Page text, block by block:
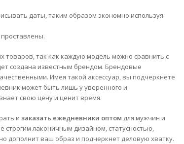
даты, таким образом экономно используя
товаров, так как каждую модель можно сравнить с
создана известным брендом. Брендовые
Имея такой аксессуар, вы подчеркнете
может быть лишь у уверенного и
свою цену и ценит время.
и заказать ежедневники оптом для мужчин и
лаконичным дизайном, статусностью,
дополнит ваш образ и подчеркнет деловую хватку.